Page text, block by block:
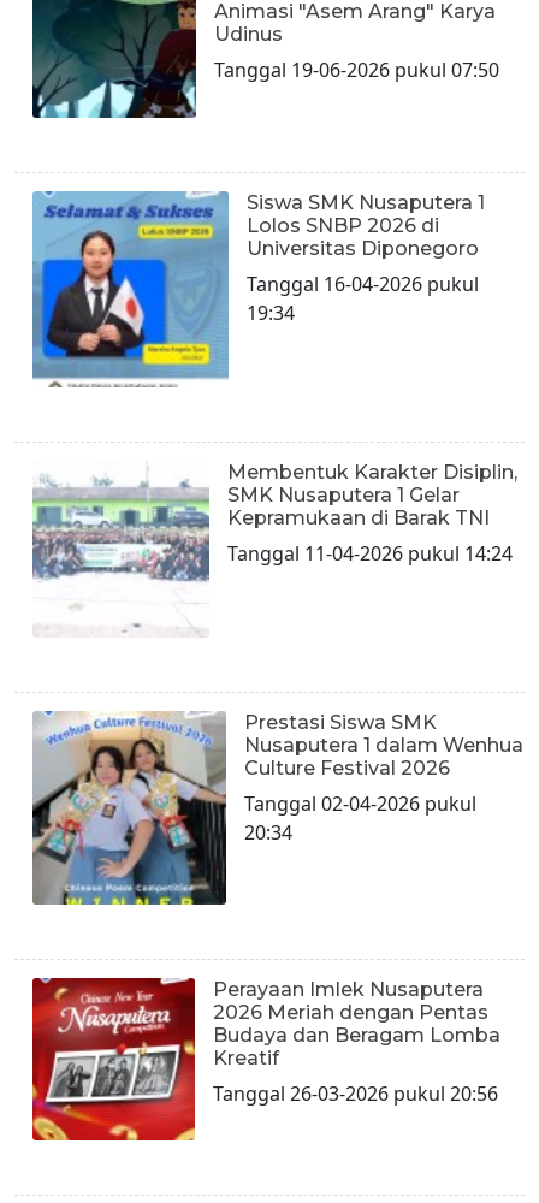
Animasi "Asem Arang" Karya
Udinus
Tanggal 19-06-2026 pukul 07:50
Siswa SMK Nusaputera 1
Lolos SNBP 2026 di
Universitas Diponegoro
Tanggal 16-04-2026 pukul
19:34
Membentuk Karakter Disiplin,
SMK Nusaputera 1 Gelar
Kepramukaan di Barak TNI
Tanggal 11-04-2026 pukul 14:24
Prestasi Siswa SMK
Nusaputera 1 dalam Wenhua
Culture Festival 2026
Tanggal 02-04-2026 pukul
20:34
Perayaan Imlek Nusaputera
2026 Meriah dengan Pentas
Budaya dan Beragam Lomba
Kreatif
Tanggal 26-03-2026 pukul 20:56